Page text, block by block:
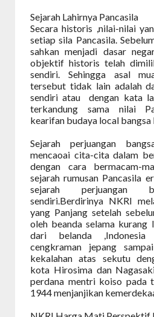
Sejarah Lahirnya Pancasila
Secara historis ,nilai-nilai
setiap sila Pancasila.
sahkan menjadi dasar
objektif historis telah
sendiri. Sehingga asal
tersebut tidak lain adalah
sendiri atau
dengan kata
terkandung sama nilai
kearifan budaya local bangsa
Sejarah perjuangan
mencaoai cita-cita dalam
dengan cara bermacam-
sejarah rumusan Pancasila
sejarah perjuangan
sendiri.Berdirinya NKRI
yang Panjang setelah
oleh beanda selama kurang
dari belanda ,Indonesia
cengkraman jepang
kekalahan atas sekutu
kota Hirosima dan
perdana mentri koiso pada
1944 menjanjikan